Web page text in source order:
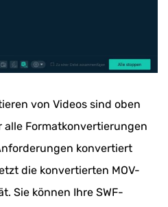
von Videos sind oben
Formatkonvertierungen
konvertiert
die konvertierten MOV-
Sie können Ihre SWF-